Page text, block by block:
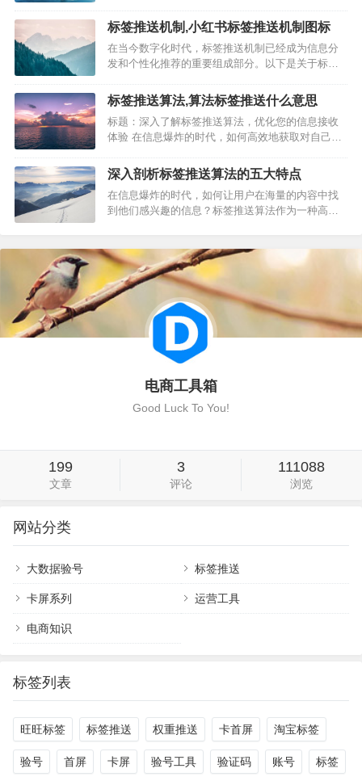
面。那么，验号究竟是什么意思？本文将为您详细
解答。 一、验号的基本概念 验号，顾名思义，就是
验证号码的意思。它通常指的是通过一定的手段或
技术，对…
标签推送机制,小红书标签推送机制图标
在当今数字化时代，标签推送机制已经成为信息分
发和个性化推荐的重要组成部分。以下是关于标签
种高效的信息分发策略，它通过分析用户行为和兴
趣，为用户推送相关标签内容。以下是关于标签推
送机制的详细介绍。 一、标签推送机制的重要性 1.
提高用户体验：通…
标签推送算法,算法标签推送什么意思
标题：深入了解标签推送算法，优化您的信息接收
体验 在信息爆炸的时代，如何高效地获取对自己有
信息筛选的重要工具，正日益受到人们的关注。本
文将深入探讨标签推送算法的原理和应用，帮助您
优化信息接收体验。 标签推送算法是一种基于用户
兴趣标签进行内容推荐的技…
深入剖析标签推送算法的五大特点
在信息爆炸的时代，如何让用户在海量的内容中找
到他们感兴趣的信息？标签推送算法作为一种高效
签推送算法的核心在于分析用户的兴趣和行为，通
过标签对内容进行分类，推送与用户兴趣相匹配的
内容。这种算法能够精确地捕捉用…
电商工具箱
Good Luck To You!
199
文章
3
评论
111088
浏览
网站分类
大数据验号 标签推送
卡屏系列 运营工具
电商知识
标签列表
旺旺标签 标签推送 权重推送 卡首屏 淘宝标签
验号 首屏 卡屏 验号工具 验证码 账号 标签